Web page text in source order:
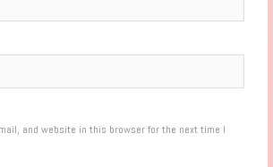
and website in this browser for the next time I